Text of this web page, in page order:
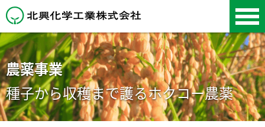
北興化学工業株式会
社
農薬事業
種子から収穫まで護るホクコー農薬